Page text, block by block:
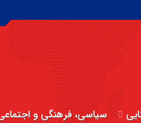
سیاسی، فرهنگی و